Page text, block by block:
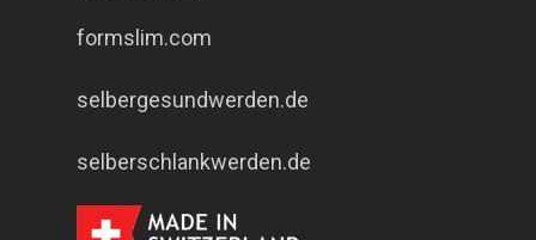
formslim.com
selbergesundwerden.de
selberschlankwerden.de